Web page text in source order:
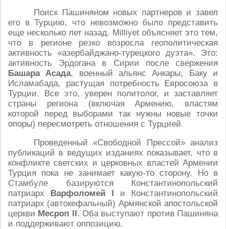
Поиск Пашиняном новых партнеров и завел
его в Турцию, что невозможно было представить
еще несколько лет назад. Milliyet объясняет это тем,
что в регионе резко возросла геополитическая
активность «азербайджано-турецкого дуэта». Это:
активность Эрдогана в Сирии после свержения
Башара Асада, военный альянс Анкары, Баку и
Исламабада, растущая потребность Евросоюза в
Турции. Все это, уверен политолог, и заставляет
страны региона (включая Армению, властям
которой перед выборами так нужны новые точки
опоры) пересмотреть отношения с Турцией.
Проведенный «Свободной Прессой» анализ
публикаций в ведущих изданиях показывает, что в
конфликте светских и церковных властей Армении
Турция пока не занимает какую-то сторону. Но в
Стамбуле базируются Константинопольский
патриарх Варфоломей I и Константинопольский
патриарх (автокефальный) Армянской апостольской
церкви Месроп II. Оба выступают против Пашиняна
и поддерживают оппозицию.